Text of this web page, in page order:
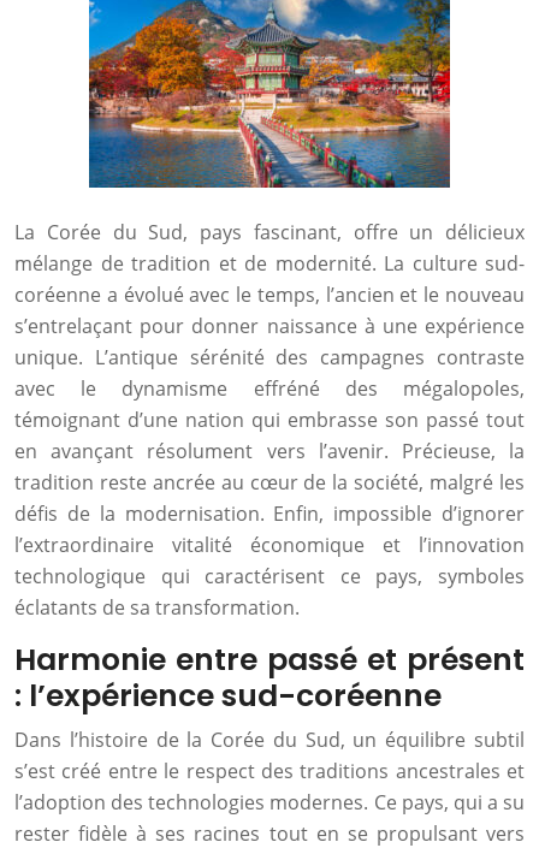
La Corée du Sud, pays fascinant, offre un délicieux
mélange de tradition et de modernité. La culture sud-
coréenne a évolué avec le temps, l’ancien et le nouveau
s’entrelaçant pour donner naissance à une expérience
unique. L’antique sérénité des campagnes contraste
avec le dynamisme effréné des mégalopoles,
témoignant d’une nation qui embrasse son passé tout
en avançant résolument vers l’avenir. Précieuse, la
tradition reste ancrée au cœur de la société, malgré les
défis de la modernisation. Enfin, impossible d’ignorer
l’extraordinaire vitalité économique et l’innovation
technologique qui caractérisent ce pays, symboles
éclatants de sa transformation.
Harmonie entre passé et présent
: l’expérience sud-coréenne
Dans l’histoire de la Corée du Sud, un équilibre subtil
s’est créé entre le respect des traditions ancestrales et
l’adoption des technologies modernes. Ce pays, qui a su
rester fidèle à ses racines tout en se propulsant vers